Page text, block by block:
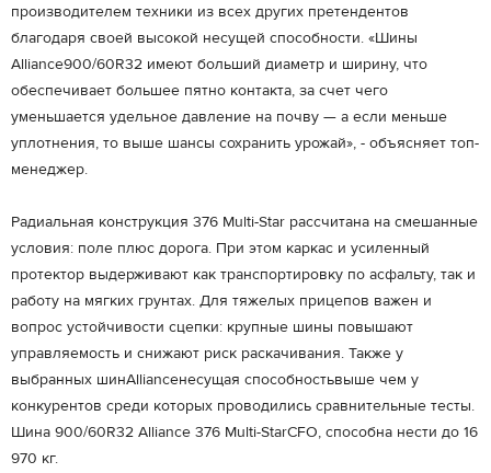
производителем техники из всех других претендентов
благодаря своей высокой несущей способности. «Шины
Alliаnce900/60R32 имеют больший диаметр и ширину, что
обеспечивает большее пятно контакта, за счет чего
уменьшается удельное давление на почву — а если меньше
уплотнения, то выше шансы сохранить урожай», - объясняет топ-
менеджер.
Радиальная конструкция 376 Multi-Star рассчитана на смешанные
условия: поле плюс дорога. При этом каркас и усиленный
протектор выдерживают как транспортировку по асфальту, так и
работу на мягких грунтах. Для тяжелых прицепов важен и
вопрос устойчивости сцепки: крупные шины повышают
управляемость и снижают риск раскачивания. Также у
выбранных шинAllianceнесущая способностьвыше чем у
конкурентов среди которых проводились сравнительные тесты.
Шина 900/60R32 Alliance 376 Multi-StarCFO, способна нести до 16
970 кг.